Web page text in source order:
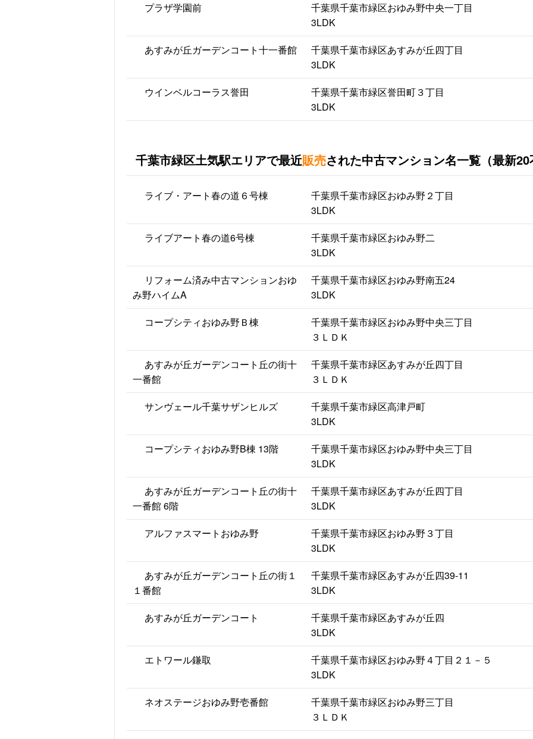
プラザ学園前
千葉県千葉市緑区おゆみ野中央一丁目
3LDK
あすみが丘ガーデンコート十一番館
千葉県千葉市緑区あすみが丘四丁目
3LDK
ウインベルコーラス誉田
千葉県千葉市緑区誉田町３丁目
3LDK
千葉市緑区土気駅エリアで最近販売された中古マンション名一覧（最新
ライブ・アート春の道６号棟
千葉県千葉市緑区おゆみ野２丁目
3LDK
ライブアート春の道6号棟
千葉県千葉市緑区おゆみ野二
3LDK
リフォーム済み中古マンションおゆ
み野ハイムA
千葉県千葉市緑区おゆみ野南五24
3LDK
コープシティおゆみ野Ｂ棟
千葉県千葉市緑区おゆみ野中央三丁目
３ＬＤＫ
あすみが丘ガーデンコート丘の街十
一番館
千葉県千葉市緑区あすみが丘四丁目
３ＬＤＫ
サンヴェール千葉サザンヒルズ
千葉県千葉市緑区高津戸町
3LDK
コープシティおゆみ野B棟 13階
千葉県千葉市緑区おゆみ野中央三丁目
3LDK
あすみが丘ガーデンコート丘の街十
一番館 6階
千葉県千葉市緑区あすみが丘四丁目
3LDK
アルファスマートおゆみ野
千葉県千葉市緑区おゆみ野３丁目
3LDK
あすみが丘ガーデンコート丘の街１
１番館
千葉県千葉市緑区あすみが丘四39-11
3LDK
あすみが丘ガーデンコート
千葉県千葉市緑区あすみが丘四
3LDK
エトワール鎌取
千葉県千葉市緑区おゆみ野４丁目２１－５
3LDK
ネオステージおゆみ野壱番館
千葉県千葉市緑区おゆみ野三丁目
３ＬＤＫ